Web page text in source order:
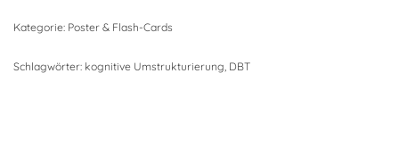
Kategorie: Poster & Flash-Cards
Schlagwörter: kognitive Umstrukturierung DBT